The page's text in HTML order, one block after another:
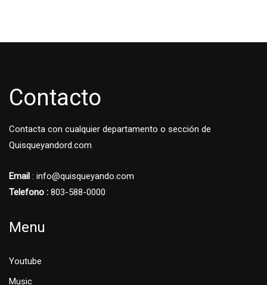
Contacto
Contacta con cualquier departamento o sección de
Quisqueyandord.com
Email : info@quisqueyando.com
Telefono : 803-588-0000
Menu
Youtube
Music